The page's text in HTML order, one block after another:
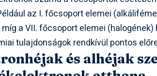
az I. főcsoport elemei
a VII. főcsoport elemei
tulajdonságok rendkívül pontos
és alhéjak